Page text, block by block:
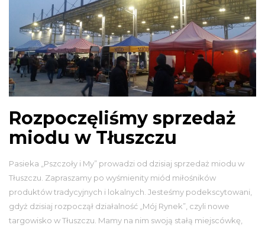
Rozpoczęliśmy sprzedaż
miodu w Tłuszczu
Pasieka „Pszczoły i My” prowadzi od dzisiaj sprzedaż miodu w
Tłuszczu. Zapraszamy po wyśmienity miód miłośników
produktów tradycyjnych i lokalnych. Jesteśmy podekscytowani,
gdyż dzisiaj rozpoczął działalność „Mój Rynek”, czyli nowe
targowisko w Tłuszczu. Mamy na nim swoją stałą miejscówkę,